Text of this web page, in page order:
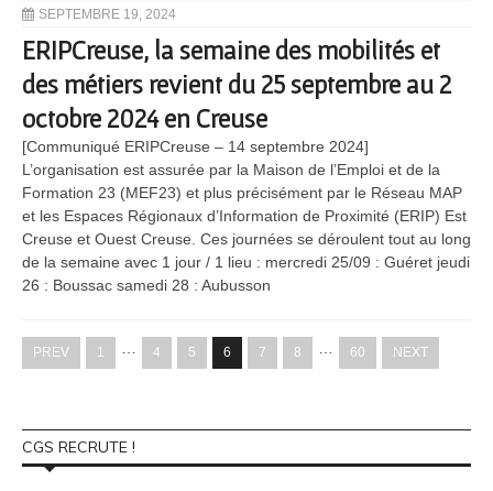
SEPTEMBRE 19, 2024
ERIPCreuse, la semaine des mobilités et
des métiers revient du 25 septembre au 2
octobre 2024 en Creuse
[Communiqué ERIPCreuse – 14 septembre 2024]
L’organisation est assurée par la Maison de l’Emploi et de la
Formation 23 (MEF23) et plus précisément par le Réseau MAP
et les Espaces Régionaux d’Information de Proximité (ERIP) Est
Creuse et Ouest Creuse. Ces journées se déroulent tout au long
de la semaine avec 1 jour / 1 lieu : mercredi 25/09 : Guéret jeudi
26 : Boussac samedi 28 : Aubusson
PREV 1 4 5 6 7 8 60 NEXT
CGS RECRUTE !